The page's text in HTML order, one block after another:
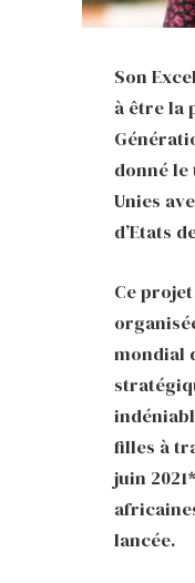
Son
à être la
donné
Unies
d’Etats
Ce
mondial
filles à
juin
lancée.